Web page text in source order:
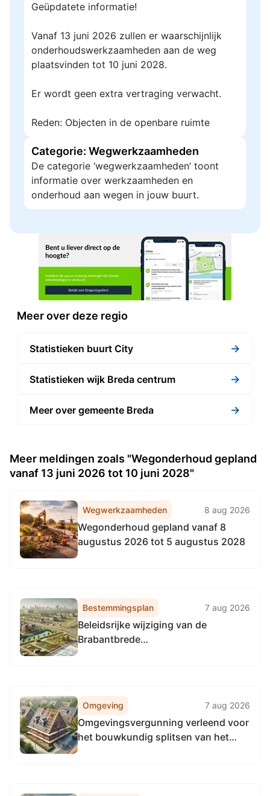
Geüpdatete informatie!
Vanaf 13 juni 2026 zullen er waarschijnlijk
onderhoudswerkzaamheden aan de weg
plaatsvinden tot 10 juni 2028.
Er wordt geen extra vertraging verwacht.
Reden: Objecten in de openbare ruimte
Categorie: Wegwerkzaamheden
De categorie ‘wegwerkzaamheden’ toont
informatie over werkzaamheden en
onderhoud aan wegen in jouw buurt.
Meer over deze regio
Statistieken buurt City →
Statistieken wijk Breda centrum →
Meer over gemeente Breda →
Meer meldingen zoals "Wegonderhoud gepland
vanaf 13 juni 2026 tot 10 juni 2028"
Wegwerkzaamheden 8 aug 2026
Wegonderhoud gepland vanaf 8
augustus 2026 tot 5 augustus 2028
Bestemmingsplan 7 aug 2026
Beleidsrijke wijziging van de
Brabantbrede
Omgeving 7 aug 2026
Omgevingsvergunning verleend voor
het bouwkundig splitsen van het